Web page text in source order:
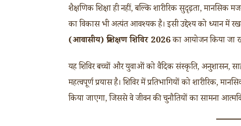
शैक्षणिक शिक्षा ही नहीं, बल्कि शारीरिक सुदृढ़ता, मानसिक
का विकास भी अत्यंत आवश्यक है। इसी उद्देश्य को ध्यान में
(आवासीय) प्रशिक्षण शिविर 2026का आयोजन किया जा
यह शिविर बच्चों और युवाओं को वैदिक संस्कृति, अनुशासन,
महत्वपूर्ण प्रयास है। शिविर में प्रतिभागियों को शारीरिक,
किया जाएगा, जिससे वे जीवन की चुनौतियों का सामना